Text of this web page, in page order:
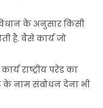
के अनुसार किसी
है. वैसे कार्य जो
राष्ट्रीय परेड का
के नाम संबोधन देना भी